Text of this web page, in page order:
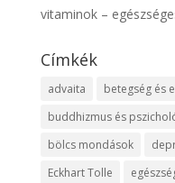
vitaminok –
Címkék
advaita betegség és
buddhizmus és
bölcs mondások
Eckhart Tolle